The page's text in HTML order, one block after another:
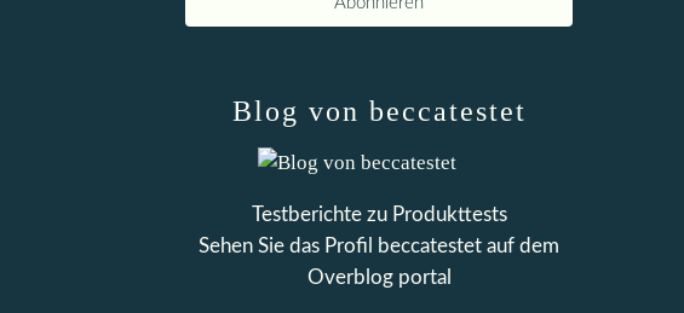
Blog von beccatestet
Testberichte zu Produkttests
Sehen Sie das Profil
beccatestet auf dem
Overblog portal